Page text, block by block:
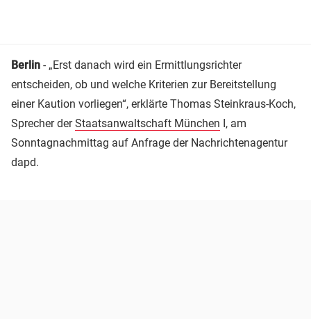
Berlin - „Erst danach wird ein Ermittlungsrichter
entscheiden, ob und welche Kriterien zur Bereitstellung
einer Kaution vorliegen“, erklärte Thomas Steinkraus-Koch,
Sprecher derStaatsanwaltschaft München I, am
Sonntagnachmittag auf Anfrage der Nachrichtenagentur
dapd.